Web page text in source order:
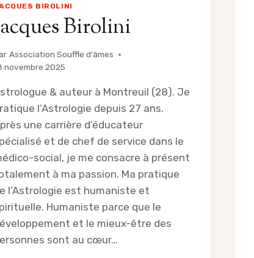
BIROLINI
Birolini
Association Souffle d'âmes
novembre 2025
& auteur à Montreuil (28). Je
l’Astrologie depuis 27 ans.
une carrière d’éducateur
et de chef de service dans le
social, je me consacre à présent
à ma passion. Ma pratique
l’Astrologie est humaniste et
Humaniste parce que le
et le mieux-être des
sont au cœur…